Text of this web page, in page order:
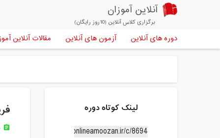
آنلاین آموزان
برگزاری کلاس آنلاین (10روز رایگان)
دوره های آنلاین آزمون های آنلاین مقالات آنلاین
assignment
لینک کوتاه دوره